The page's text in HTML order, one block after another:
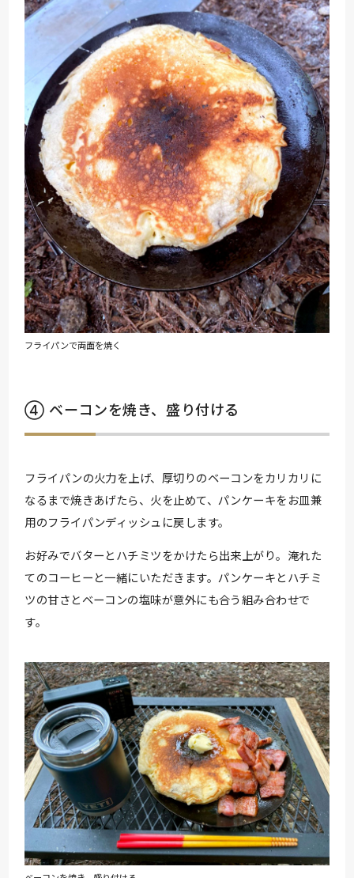
フライパンで両面を焼く
④ ベーコンを焼き、盛り付ける
フライパンの火力を上げ、厚切りのベーコンをカリカリに
なるまで焼きあげたら、火を止めて、パンケーキをお皿兼
用のフライパンディッシュに戻します。
お好みでバターとハチミツをかけたら出来上がり。淹れた
てのコーヒーと一緒にいただきます。パンケーキとハチミ
ツの甘さとベーコンの塩味が意外にも合う組み合わせで
す。